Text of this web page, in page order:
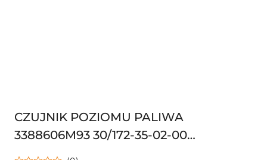
CZUJNIK POZIOMU PALIWA
3388606M93 30/172-35-02-00
WSKAŹNIKA PŁYWAK ZBIORNIKA